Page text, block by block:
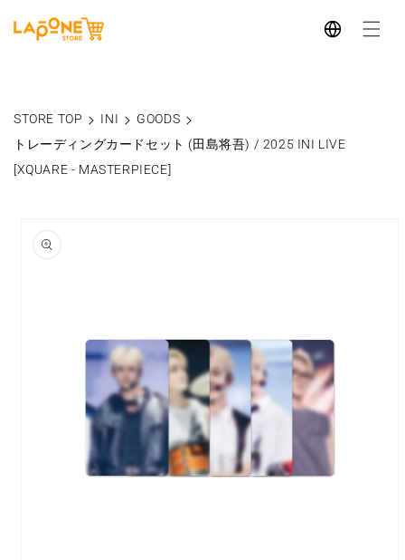
ンツに
進む
言
語
STORE TOP INI
GOODS
トレーディングカードセット (田島将吾) / 2025 INI LIVE
[XQUARE - MASTERPIECE]
報にス
キップ